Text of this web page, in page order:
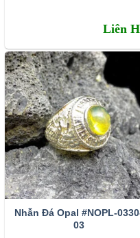
Liên
Nhẫn Đá Opal #NOPL-
03